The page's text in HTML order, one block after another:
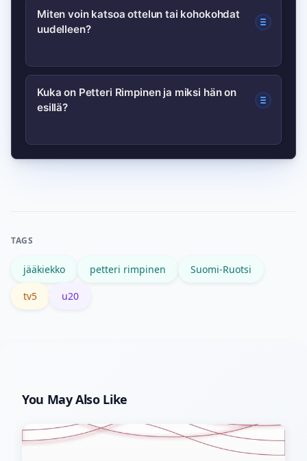
Hakujen nousu liittyy tuoreeseen
Suomi–Ruotsi U20-otteluun, TV5:n
jossa Petteri Rimpinenin nimi esiintyi
useasti.
Miten voin katsoa ottelun tai kohokohdat
uudelleen?
Tarkista TV5:n arkisto ja Suomen
Jääkiekkoliiton sivut arkistoiduille
Kuka on Petteri Rimpinen ja miksi hän on
esillä?
Petteri Rimpinen nousi keskusteluun
TAGS
jääkiekko petteri rimpinen Suomi-Ruotsi
tv5 u20
You May Also Like